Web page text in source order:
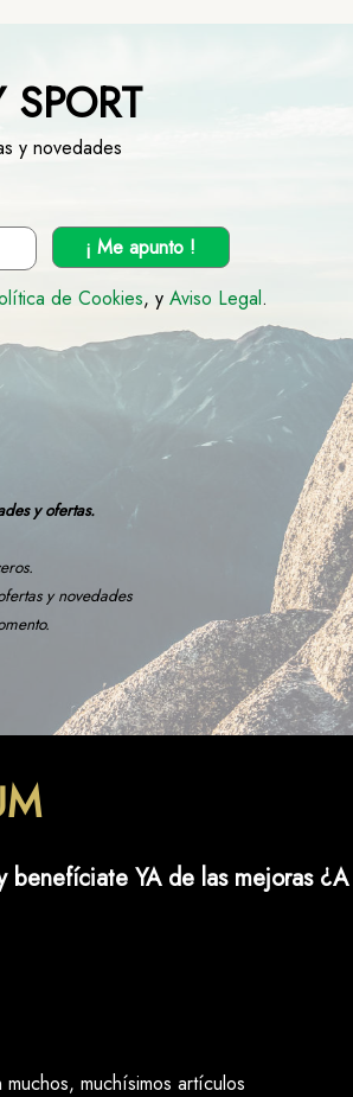
y novedades
¡ Me apunto !
de Cookies, y Aviso Legal.
y ofertas.
y novedades
benefíciate YA de las mejoras
muchísimos artículos